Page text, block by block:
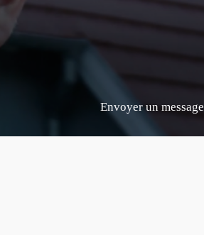
Envoyer un message